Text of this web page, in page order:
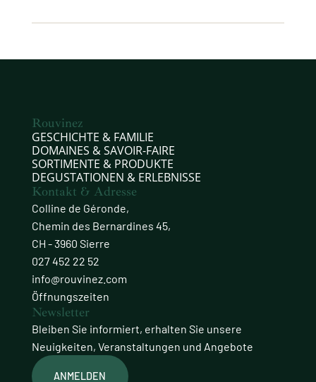
Rouvinez
GESCHICHTE & FAMILIE
DOMAINES & SAVOIR-FAIRE
SORTIMENTE & PRODUKTE
DEGUSTATIONEN & ERLEBNISSE
Kontakt & Adresse
Colline de Géronde,
Chemin des Bernardines 45,
CH - 3960 Sierre
027 452 22 52
info@rouvinez.com
Öffnungszeiten
Newsletter
Bleiben Sie informiert, erhalten Sie unsere
Neuigkeiten, Veranstaltungen und Angebote
ANMELDEN